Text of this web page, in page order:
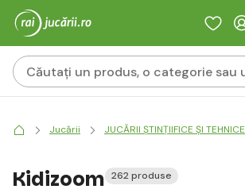
Jucării JUCĂRII ȘTINȚIIFICE ȘI TEHNICE
Kidizoom 262 produse